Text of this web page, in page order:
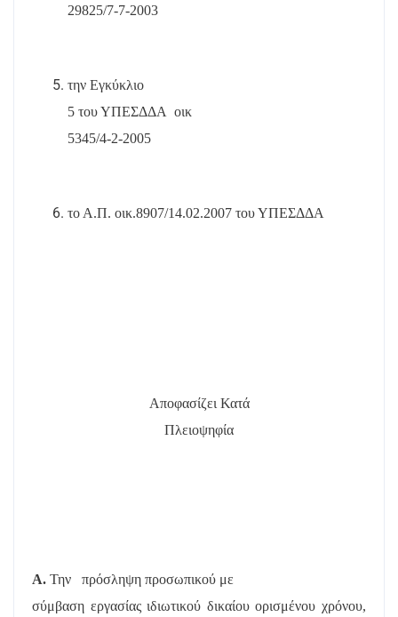
29825/7-7-2003
την Εγκύκλιο
5 του ΥΠΕΣΔΔΑ οικ
5345/4-2-2005
το Α.Π. οικ.8907/14.02.2007 του ΥΠΕΣΔΔΑ
Αποφασίζει Κατά
Πλειοψηφία
Α. Την
πρόσληψη προσωπικού με
σύμβαση εργασίας ιδιωτικού δικαίου ορισμένου χρόνου,